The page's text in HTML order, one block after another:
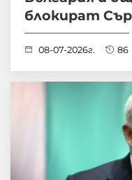
блокират
08-07-2026г. 86